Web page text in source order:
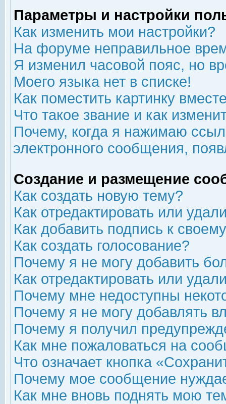
Параметры и настройки
Как изменить мои настройки?
На форуме неправильное
Я изменил часовой пояс, но
Моего языка нет в списке!
Как поместить картинку
Что такое звание и как
Почему, когда я нажимаю
электронного сообщения,
Создание и размещение
Как создать новую тему?
Как отредактировать или
Как добавить подпись к
Как создать голосование?
Почему я не могу добавить
Как отредактировать или
Почему мне недоступны
Почему я не могу добавлять
Почему я получил
Как мне пожаловаться на
Что означает кнопка
Почему мое сообщение
Как мне вновь поднять мою